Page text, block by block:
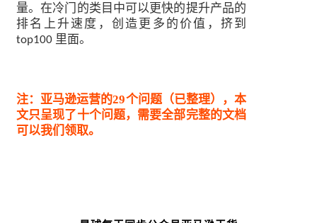
量。在冷门的类目中可以更快的提升产品的
排名上升速度，创造更多的价值，挤到
top100 里面。
注：亚马逊运营的29个问题（已整理），本
文只呈现了十个问题，需要全部完整的文档
可以我们领取。